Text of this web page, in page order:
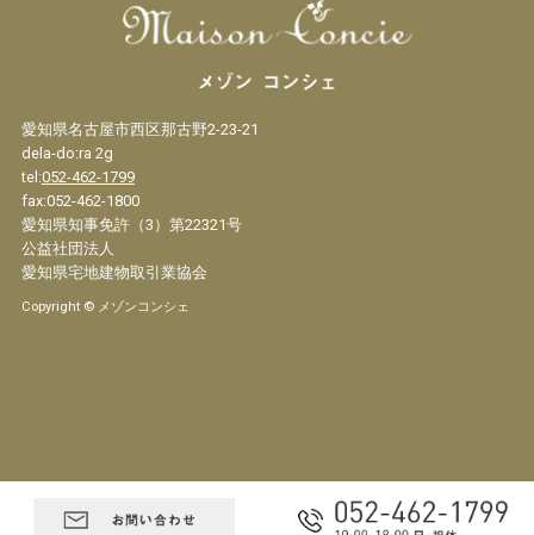
愛知県名古屋市西区那古野2-23-21
dela-do:ra 2g
tel:052-462-1799
fax:052-462-1800
愛知県知事免許（3）第22321号
公益社団法人
愛知県宅地建物取引業協会
Copyright © メゾンコンシェ